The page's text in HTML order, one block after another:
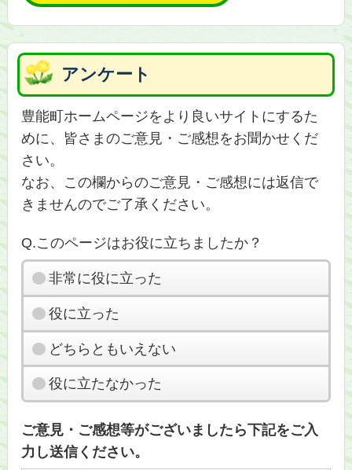
アンケート
豊能町ホームページをより良いサイトにするた
めに、皆さまのご意見・ご感想をお聞かせくだ
さい。
なお、この欄からのご意見・ご感想には返信で
きませんのでご了承ください。
Q.このページはお役に立ちましたか？
非常に役に立った
役に立った
どちらともいえない
役に立たなかった
ご意見・ご感想等がございましたら下記をご入
力し送信ください。